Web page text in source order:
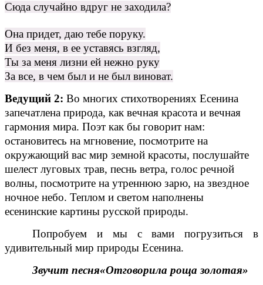
Сюда случайно вдруг не заходила?
Она придет, даю тебе поруку.
И без меня, в ее уставясь взгляд,
Ты за меня лизни ей нежно руку
За все, в чем был и не был виноват.
Ведущий 2: Во многих стихотворениях Есенина
запечатлена природа, как вечная красота и вечная
гармония мира. Поэт как бы говорит нам:
остановитесь на мгновение, посмотрите на
окружающий вас мир земной красоты, послушайте
шелест луговых трав, песнь ветра, голос речной
волны, посмотрите на утреннюю зарю, на звездное
ночное небо. Теплом и светом наполнены
есенинские картины русской природы.
Попробуем и мы с вами погрузиться в
удивительный мир природы Есенина.
Звучит песня«Отговорила роща золотая»